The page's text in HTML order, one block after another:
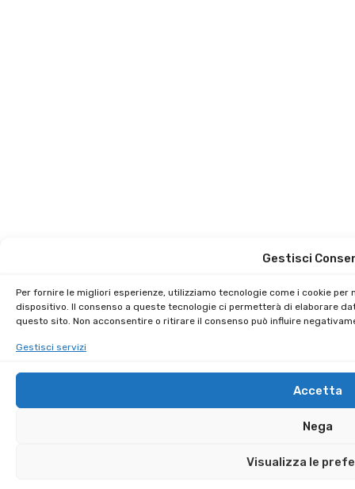
Gestisci
Per fornire le migliori esperienze, utilizziamo tecnologie come i cookie
dispositivo. Il consenso a queste tecnologie ci permetterà di elaborare
questo sito. Non acconsentire o ritirare il consenso può influire
Gestisci servizi
Accetta
Nega
Visualizza le